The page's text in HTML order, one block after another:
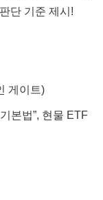
단 기준 제시!
게이트)
본법”, 현물 ETF